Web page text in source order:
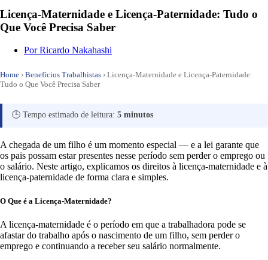
Licença-Maternidade e Licença-Paternidade: Tudo o
Que Você Precisa Saber
PorRicardo Nakahashi
Home › Benefícios Trabalhistas › Licença-Maternidade e Licença-Paternidade:
Tudo o Que Você Precisa Saber
🕒 Tempo estimado de leitura: 5 minutos
A chegada de um filho é um momento especial — e a lei garante que
os pais possam estar presentes nesse período sem perder o emprego ou
o salário. Neste artigo, explicamos os direitos à licença-maternidade e à
licença-paternidade de forma clara e simples.
O Que é a Licença-Maternidade?
A licença-maternidade é o período em que a trabalhadora pode se
afastar do trabalho após o nascimento de um filho, sem perder o
emprego e continuando a receber seu salário normalmente.